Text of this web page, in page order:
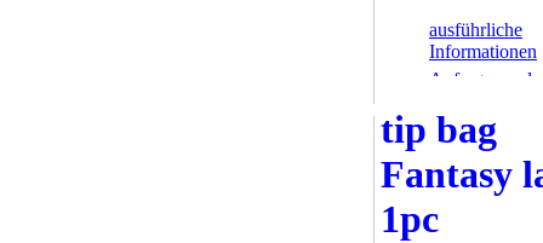
ausführliche
Informationen
Anfrage
tip bag
Fantasy
1pc